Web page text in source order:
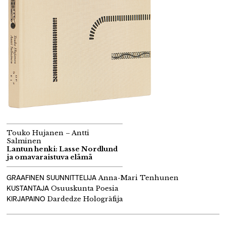
Touko Hujanen – Antti
Salminen
Lantun henki: Lasse Nordlund
ja omavaraistuva elämä
GRAAFINEN SUUNNITTELIJA Anna-Mari Tenhunen
KUSTANTAJA Osuuskunta Poesia
KIRJAPAINO Dardedze Hologrāfija